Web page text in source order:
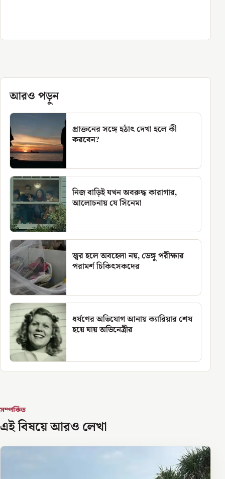
আরও পড়ুন
প্রাক্তনের সঙ্গে হঠাৎ দেখা হলে কী
করবেন?
নিজ বাড়িই যখন অবরুদ্ধ কারাগার,
আলোচনায় যে সিনেমা
জ্বর হলে অবহেলা নয়, ডেঙ্গু পরীক্ষার
পরামর্শ চিকিৎসকদের
ধর্ষণের অভিযোগ আনায় ক্যারিয়ার শেষ
হয়ে যায় অভিনেত্রীর
সম্পর্কিত
এই বিষয়ে আরও লেখা